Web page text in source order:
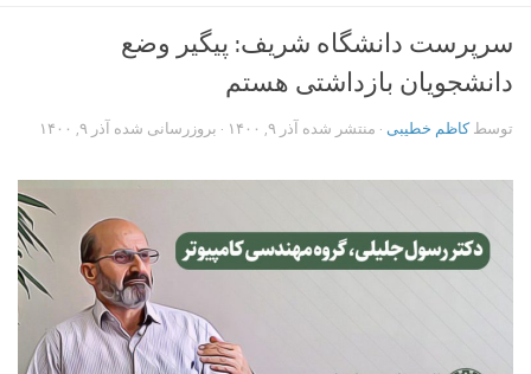
سرپرست دانشگاه شریف: پیگیر وضع
دانشجویان بازداشتی هستم
توسطکاظم خطیبی · منتشر شده آذر ۹, ۱۴۰۰ · بروزرسانی شده آذر ۹, ۱۴۰۰